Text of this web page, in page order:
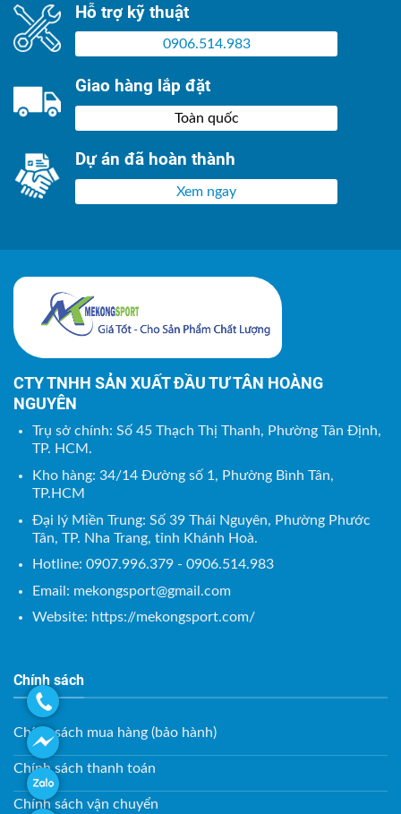
Hỗ trợ kỹ thuật
0906.514.983
Giao hàng lắp đặt
Toàn quốc
Dự án đã hoàn thành
Xem ngay
CTY TNHH SẢN XUẤT ĐẦU TƯ TÂN HOÀNG
NGUYÊN
Trụ sở chính: Số 45 Thạch Thị Thanh, Phường Tân Định,
TP. HCM.
Kho hàng: 34/14 Đường số 1, Phường Bình Tân,
TP.HCM
Đại lý Miền Trung: Số 39 Thái Nguyên, Phường Phước
Tân, TP. Nha Trang, tỉnh Khánh Hoà.
Hotline: 0907.996.379 - 0906.514.983
Email: mekongsport@gmail.com
Website: https://mekongsport.com/
Chính sách
Chính sách mua hàng (bảo hành)
Chính sách thanh toán
Chính sách vận chuyển